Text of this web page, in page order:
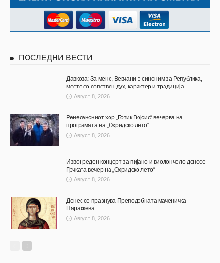
ПОСЛЕДНИ ВЕСТИ
Давкова: За мене, Вевчани е синоним за Република,
место со сопствен дух, карактер и традиција
Август 8, 2026
Ренесансниот хор „Готик Војсис“ вечерва на
програмата на „Охридско лето“
Август 8, 2026
Извонреден концерт за пијано и виолончело донесе
Грчката вечер на „Охридско лето“
Август 8, 2026
Денес се празнува Преподобната маченичка
Параскева
Август 8, 2026